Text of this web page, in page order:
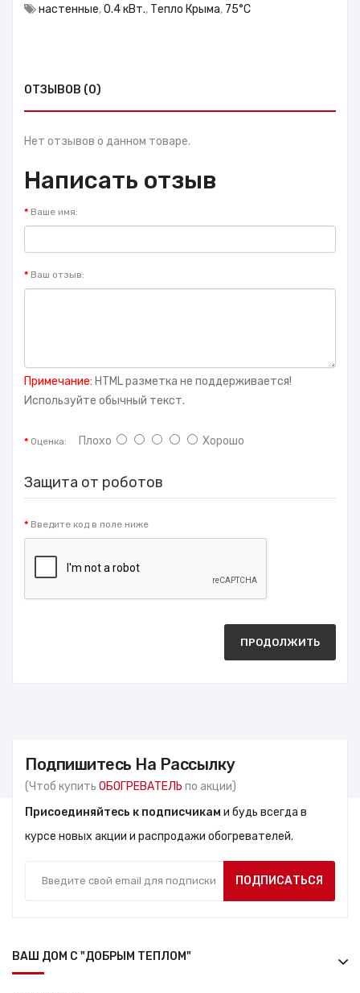
настенные,0.4 кВт., Тепло Крыма, 75°С
ОТЗЫВОВ (0)
Нет отзывов о данном товаре.
Написать отзыв
Ваше имя:
Ваш отзыв:
Примечание: HTML разметка не поддерживается!
Используйте обычный текст.
Оценка: Плохо Хорошо
Защита от роботов
Введите код в поле ниже
ПРОДОЛЖИТЬ
Подпишитесь На Рассылку
(Чтоб купить ОБОГРЕВАТЕЛЬ по акции)
Присоединяйтесь к подписчикам и будь всегда в
курсе новых акции и распродажи обогревателей.
ПОДПИСАТЬСЯ
ВАШ ДОМ С "ДОБРЫМ ТЕПЛОМ"